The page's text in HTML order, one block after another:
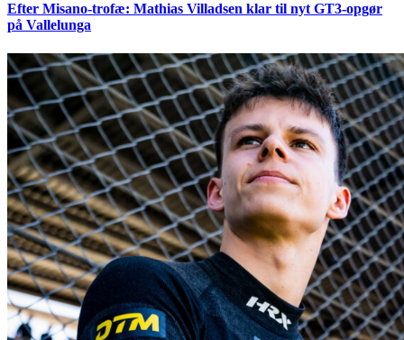
Efter Misano-trofæ: Mathias Villadsen klar til nyt GT3-opgør
på Vallelunga